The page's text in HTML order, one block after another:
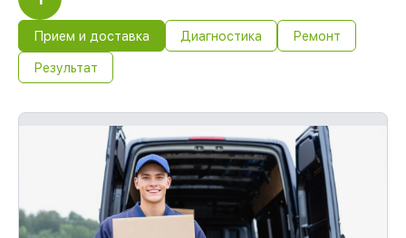
Прием и доставка Диагностика Ремонт
Результат